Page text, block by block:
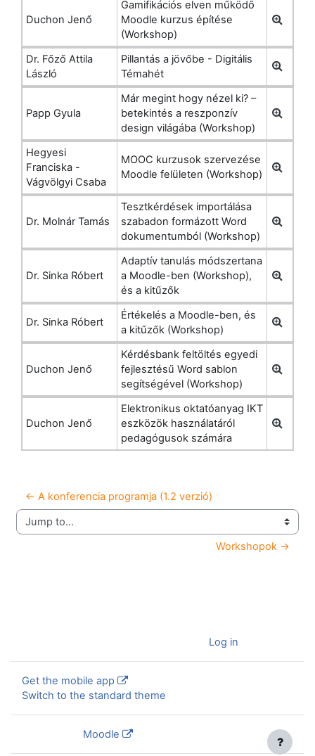
Duchon Jenő
Gamifikációs elven működő
Moodle kurzus építése
(Workshop)
Dr. Főző Attila
László
Pillantás a jövőbe - Digitális
Témahét
Papp Gyula
Már megint hogy nézel ki? –
betekintés a reszponzív
design világába (Workshop)
Hegyesi
Franciska -
Vágvölgyi Csaba
MOOC kurzusok szervezése
Moodle felületen (Workshop)
Dr. Molnár Tamás
Tesztkérdések importálása
szabadon formázott Word
dokumentumból (Workshop)
Dr. Sinka Róbert
Adaptív tanulás módszertana
a Moodle-ben (Workshop),
és a kitűzők
Dr. Sinka Róbert
Értékelés a Moodle-ben, és
a kitűzők (Workshop)
Duchon Jenő
Kérdésbank feltöltés egyedi
fejlesztésű Word sablon
segítségével (Workshop)
Duchon Jenő
Elektronikus oktatóanyag IKT
eszközök használatáról
pedagógusok számára
← A konferencia programja (1.2 verzió)
Jump to...
Workshopok →
Log in
Get the mobile app
Switch to the standard theme
Moodle